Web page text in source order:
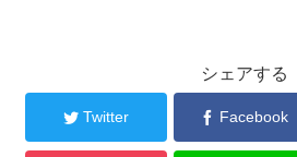
シェアする
Twitter Facebook